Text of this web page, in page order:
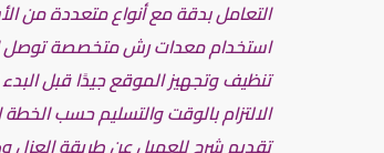
التعامل بدقة مع أنواع متعددة من
استخدام معدات رش متخصصة توصل
تنظيف وتجهيز الموقع جيدًا قبل
الالتزام بالوقت والتسليم حسب
تقديم شرح للعميل عن طريقة العزل